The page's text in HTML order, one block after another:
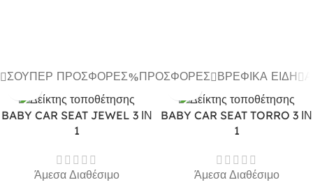
ΣΟΎΠΕΡ ΠΡΟΣΦΟΡΈΣ ΠΡΟΣΦΟΡΈΣ ΒΡΕΦΙΚΆ ΕΊΔΗ
BABY CAR SEAT JEWEL 3 ΙΝ
1
Άμεσα Διαθέσιμο
BABY CAR SEAT TORRO 3 ΙΝ
1
Άμεσα Διαθέσιμο